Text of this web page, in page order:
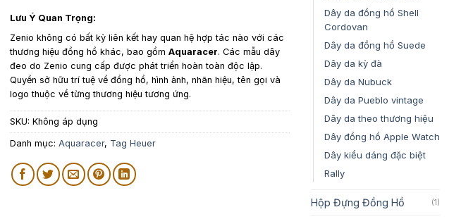
Lưu Ý Quan Trọng:
Zenio không có bất kỳ liên kết hay quan hệ hợp tác nào với các
thương hiệu đồng hồ khác, bao gồm Aquaracer. Các mẫu dây
đeo do Zenio cung cấp được phát triển hoàn toàn độc lập.
Quyền sở hữu trí tuệ về đồng hồ, hình ảnh, nhãn hiệu, tên gọi và
logo thuộc về từng thương hiệu tương ứng.
SKU: Không áp dụng
Danh mục: Aquaracer, Tag Heuer
Dây da đồng hồ Shell
Cordovan
Dây da đồng hồ Suede
Dây da kỳ đà
Dây da Nubuck
Dây da Pueblo vintage
Dây da theo thương hiệu
Dây đồng hồ Apple Watch
Dây kiểu dáng đặc biệt
Rally
Hộp Đựng Đồng Hồ (1)